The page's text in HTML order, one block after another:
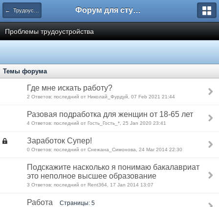
← Трудоустройство и квартирный вопрос Форум для студента СГА
Проблемы трудоустройства
Темы форума
Где мне искать работу?
2 Ответов: последний от Николай_Фурдуй, 07 Feb 2021 21:44
Разовая подработка для женщин от 18-65 лет
4 Ответов: последний от Гость_Гость_*, 25 Jan 2020 23:41
Заработок Супер!
0 Ответов: последний от Снежана_Симонова, 24 Mar 2014 22:30
Подскажите насколько я понимаю бакалавриат
это неполное высшее образование
3 Ответов: последний от Rent364, 17 Jan 2014 13:07
Работа Страницы: 5